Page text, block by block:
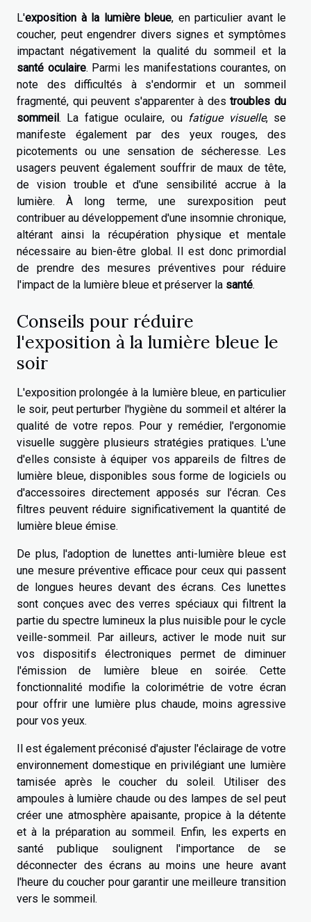
L'exposition à la lumière bleue, en particulier avant le
coucher, peut engendrer divers signes et symptômes
impactant négativement la qualité du sommeil et la
santé oculaire. Parmi les manifestations courantes, on
note des difficultés à s'endormir et un sommeil
fragmenté, qui peuvent s'apparenter à destroubles du
sommeil. La fatigue oculaire, ou fatigue visuelle, se
manifeste également par des yeux rouges, des
picotements ou une sensation de sécheresse. Les
usagers peuvent également souffrir de maux de tête,
de vision trouble et d'une sensibilité accrue à la
lumière. À long terme, une surexposition peut
contribuer au développement d'une insomnie chronique,
altérant ainsi la récupération physique et mentale
nécessaire au bien-être global. Il est donc primordial
de prendre des mesures préventives pour réduire
l'impact de la lumière bleue et préserver la santé.
Conseils pour réduire
l'exposition à la lumière bleue le
soir
L'exposition prolongée à la lumière bleue, en particulier
le soir, peut perturber l'hygiène du sommeil et altérer la
qualité de votre repos. Pour y remédier, l'ergonomie
visuelle suggère plusieurs stratégies pratiques. L'une
d'elles consiste à équiper vos appareils de filtres de
lumière bleue, disponibles sous forme de logiciels ou
d'accessoires directement apposés sur l'écran. Ces
filtres peuvent réduire significativement la quantité de
lumière bleue émise.
De plus, l'adoption de lunettes anti-lumière bleue est
une mesure préventive efficace pour ceux qui passent
de longues heures devant des écrans. Ces lunettes
sont conçues avec des verres spéciaux qui filtrent la
partie du spectre lumineux la plus nuisible pour le cycle
veille-sommeil. Par ailleurs, activer le mode nuit sur
vos dispositifs électroniques permet de diminuer
l'émission de lumière bleue en soirée. Cette
fonctionnalité modifie la colorimétrie de votre écran
pour offrir une lumière plus chaude, moins agressive
pour vos yeux.
Il est également préconisé d'ajuster l'éclairage de votre
environnement domestique en privilégiant une lumière
tamisée après le coucher du soleil. Utiliser des
ampoules à lumière chaude ou des lampes de sel peut
créer une atmosphère apaisante, propice à la détente
et à la préparation au sommeil. Enfin, les experts en
santé publique soulignent l'importance de se
déconnecter des écrans au moins une heure avant
l'heure du coucher pour garantir une meilleure transition
vers le sommeil.